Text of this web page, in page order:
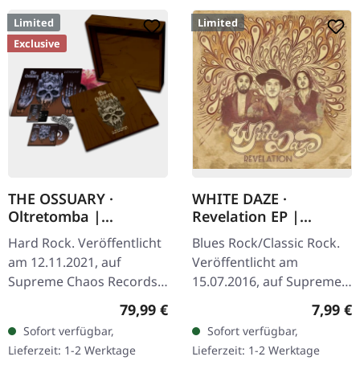
Limited
Exclusive
THE OSSUARY ·
Oltretomba |
WOODEN LP/CD/TAPE
BOX
Hard Rock. Veröffentlicht
am 12.11.2021, auf
Supreme Chaos Records.
Extrem schwere braune
Holzbox mit Logo und
Nummerierung, limitiert
auf nur 100…
Regulärer Preis:
79,99 €
Sofort verfügbar,
Lieferzeit: 1-2 Werktage
Limited
WHITE DAZE ·
Revelation EP |
DIIGPAK CD
Blues Rock/Classic Rock.
Veröffentlicht am
15.07.2016, auf Supreme
Erstauflage im edlen
Limited Digipak. White
Daze liefern mit ihrer…
7,99 €
Sofort verfügbar,
Lieferzeit: 1-2 Werktage